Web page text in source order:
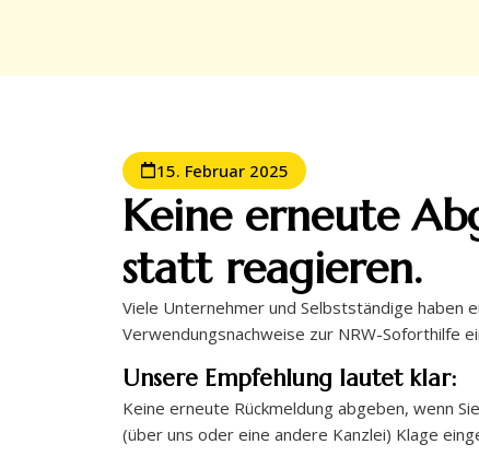
15. Februar 2025
Keine erneute
statt reagieren.
Viele Unternehmer und Selbstständige haben
Verwendungsnachweise zur NRW-Soforthilfe
Unsere Empfehlung lautet klar:
Keine erneute Rückmeldung abgeben, wenn
(über uns oder eine andere Kanzlei) Klage